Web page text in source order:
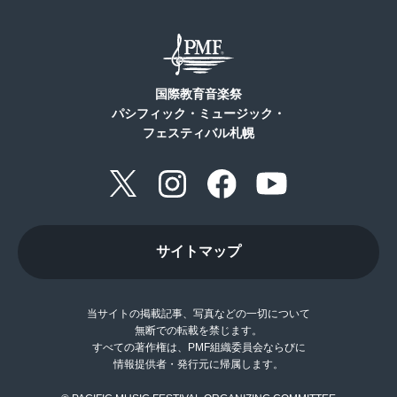
国際教育音楽祭
パシフィック・ミュージック・
フェスティバル札幌
サイトマップ
当サイトの掲載記事、写真などの一切について
無断での転載を禁じます。
すべての著作権は、PMF組織委員会ならびに
情報提供者・発行元に帰属します。